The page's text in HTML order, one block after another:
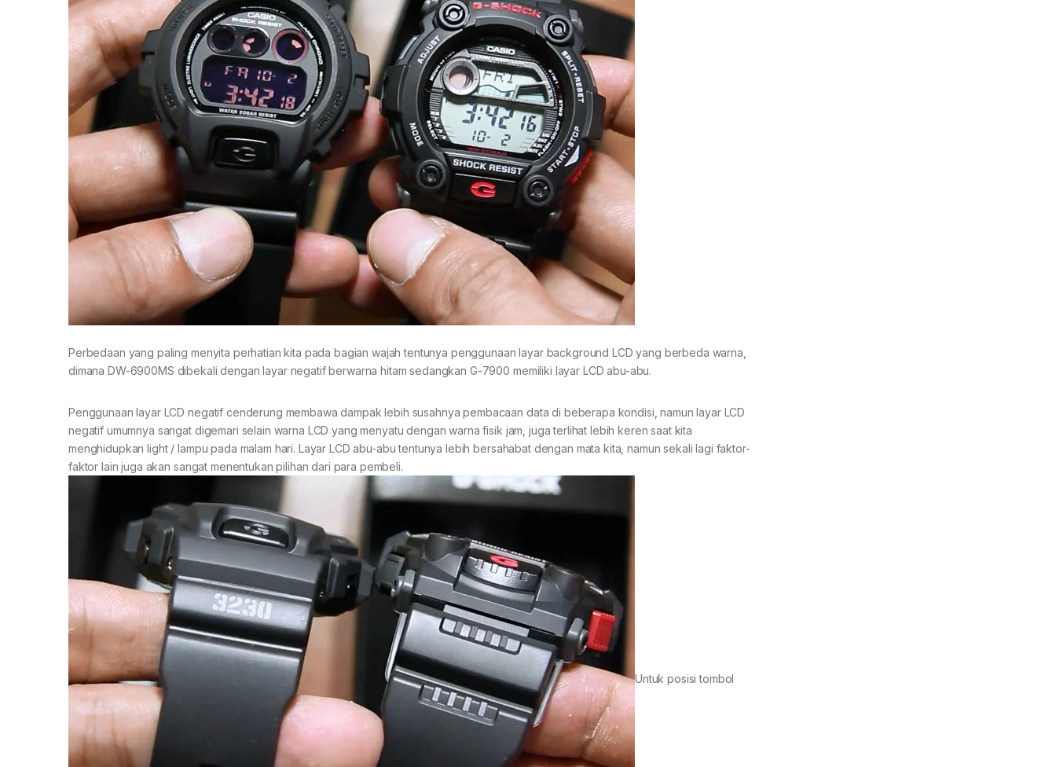
Perbedaan yang paling menyita perhatian kita pada bagian wajah tentunya penggunaan layar background LCD yang berbeda warna,
dimana DW-6900MS dibekali dengan layar negatif berwarna hitam sedangkan G-7900 memiliki layar LCD abu-abu.
Penggunaan layar LCD negatif cenderung membawa dampak lebih susahnya pembacaan data di beberapa kondisi, namun layar LCD
negatif umumnya sangat digemari selain warna LCD yang menyatu dengan warna fisik jam, juga terlihat lebih keren saat kita
menghidupkan light / lampu pada malam hari. Layar LCD abu-abu tentunya lebih bersahabat dengan mata kita, namun sekali lagi faktor-
faktor lain juga akan sangat menentukan pilihan dari para pembeli.
Untuk posisi tombol